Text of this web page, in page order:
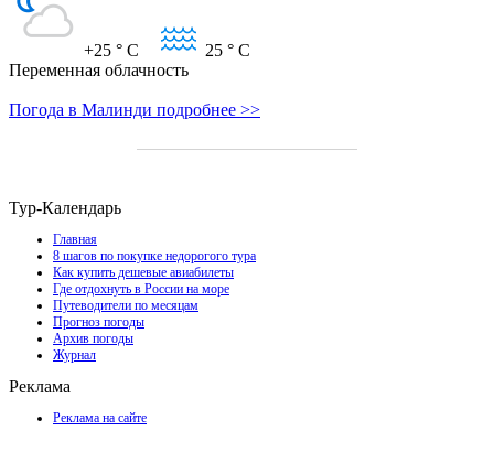
+25 ° C 25 ° C
Переменная облачность
Погода в Малинди подробнее >>
Тур-Календарь
Главная
8 шагов по покупке недорогого тура
Как купить дешевые авиабилеты
Где отдохнуть в России на море
Путеводители по месяцам
Прогноз погоды
Архив погоды
Журнал
Реклама
Реклама на сайте